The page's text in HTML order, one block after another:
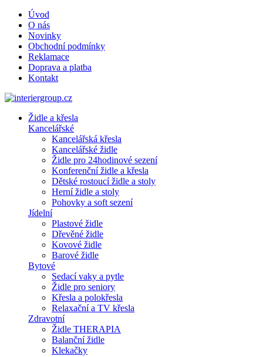
Úvod
O nás
Novinky
Obchodní podmínky
Reklamace
Doprava a platba
Kontakt
Židle a křesla
Kancelářské
Kancelářská křesla
Kancelářské židle
Židle pro 24hodinové sezení
Konferenční židle a křesla
Dětské rostoucí židle a stoly
Herní židle a stoly
Pohovky a soft sezení
Jídelní
Plastové židle
Dřevěné židle
Kovové židle
Barové židle
Bytové
Sedací vaky a pytle
Židle pro seniory
Křesla a polokřesla
Relaxační a TV křesla
Zdravotní
Židle THERAPIA
Balanční židle
Klekačky